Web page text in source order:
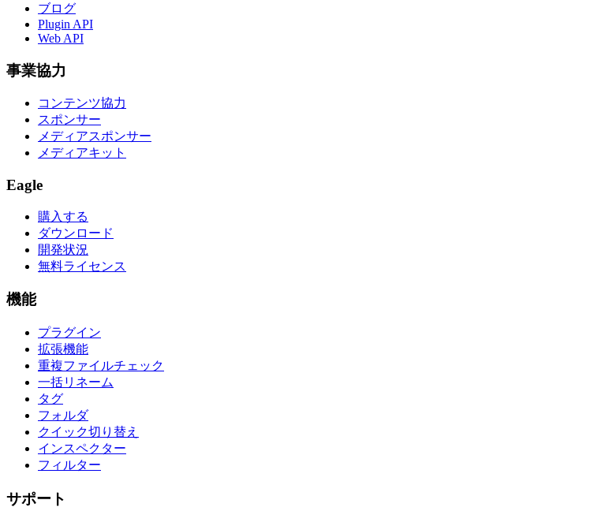
ブログ
Plugin API
Web API
事業協力
コンテンツ協力
スポンサー
メディアスポンサー
メディアキット
Eagle
購入する
ダウンロード
開発状況
無料ライセンス
機能
プラグイン
拡張機能
重複ファイルチェック
一括リネーム
タグ
フォルダ
クイック切り替え
インスペクター
フィルター
サポート